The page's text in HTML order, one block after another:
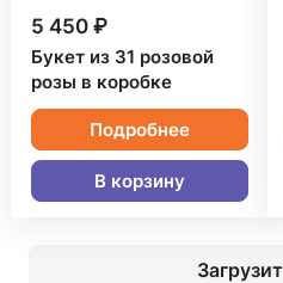
5 450 ₽
Букет из 31 розовой
розы в коробке
Подробнее
В корзину